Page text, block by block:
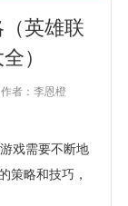
英雄联
）
作者：李恩橙
戏需要不断地
策略和技巧，